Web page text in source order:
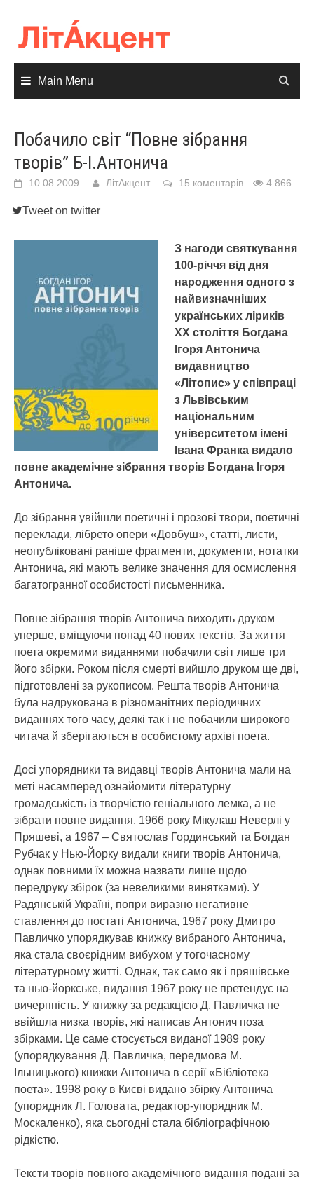
content
Main Menu
Побачило світ “Повне зібрання
творів” Б-І.Антонича
10.08.2009 ЛітАкцент 15 коментарів 4 866
Tweet on twitter
З нагоди святкування
100-річчя від дня
народження одного з
найвизначніших
українських ліриків
ХХ століття Богдана
Ігоря Антонича
видавництво
«Літопис» у співпраці
з Львівським
національним
університетом імені
Івана Франка видало
повне академічне зібрання творів Богдана Ігоря
Антонича.
До зібрання увійшли поетичні і прозові твори, поетичні
переклади, лібрето опери «Довбуш», статті, листи,
неопубліковані раніше фрагменти, документи, нотатки
Антонича, які мають велике значення для осмислення
багатогранної особистості письменника.
Повне зібрання творів Антонича виходить друком
уперше, вміщуючи понад 40 нових текстів. За життя
поета окремими виданнями побачили світ лише три
його збірки. Роком після смерті вийшло друком ще дві,
підготовлені за рукописом. Решта творів Антонича
була надрукована в різноманітних періодичних
виданнях того часу, деякі так і не побачили широкого
читача й зберігаються в особистому архіві поета.
Досі упорядники та видавці творів Антонича мали на
меті насамперед ознайомити літературну
громадськість із творчістю геніального лемка, а не
зібрати повне видання. 1966 року Мікулаш Неверлі у
Пряшеві, а 1967 – Святослав Гординський та Богдан
Рубчак у Нью-Йорку видали книги творів Антонича,
однак повними їх можна назвати лише щодо
передруку збірок (за невеликими винятками). У
Радянській Україні, попри виразно негативне
ставлення до постаті Антонича, 1967 року Дмитро
Павличко упорядкував книжку вибраного Антонича,
яка стала своєрідним вибухом у тогочасному
літературному житті. Однак, так само як і пряшівське
та нью-йоркське, видання 1967 року не претендує на
вичерпність. У книжку за редакцією Д. Павличка не
ввійшла низка творів, які написав Антонич поза
збірками. Це саме стосується виданої 1989 року
(упорядкування Д. Павличка, передмова М.
Ільницького) книжки Антонича в серії «Бібліотека
поета». 1998 року в Києві видано збірку Антонича
(упорядник Л. Головата, редактор-упорядник М.
Москаленко), яка сьогодні стала бібліографічною
рідкістю.
Тексти творів повного академічного видання подані за